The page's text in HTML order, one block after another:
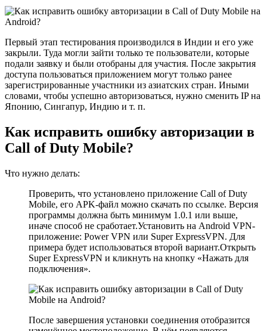
Первый этап тестирования производился в Индии и его уже
закрыли. Туда могли зайти только те пользователи, которые
подали заявку и были отобраны для участия. После закрытия
доступа пользоваться приложением могут только ранее
зарегистрированные участники из азиатских стран. Иными
словами, чтобы успешно авторизоваться, нужно сменить IP на
Японию, Сингапур, Индию и т. п.
Как исправить ошибку авторизации в
Call of Duty Mobile?
Что нужно делать:
Проверить, что установлено приложение Call of Duty
Mobile, его APK-файл можно скачать по ссылке. Версия
программы должна быть минимум 1.0.1 или выше,
иначе способ не сработает.Установить на Android VPN-
приложение: Power VPN или Super ExpressVPN. Для
примера будет использоваться второй вариант.Открыть
Super ExpressVPN и кликнуть на кнопку «Нажать для
подключения».
После завершения установки соединения отобразится